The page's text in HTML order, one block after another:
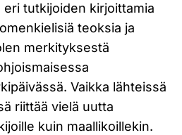
tutkijoiden kirjoittamia
teoksia ja
merkityksestä
Vaikka lähteissä
riittää vielä uutta
kuin maallikoillekin.